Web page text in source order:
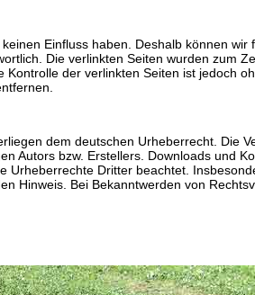
Einfluss haben. Deshalb können
Die verlinkten Seiten wurden zum
der verlinkten Seiten ist jedoch
dem deutschen Urheberrecht. Die
Autors bzw. Erstellers. Downloads und
Dritter beachtet.
Hinweis. Bei Bekanntwerden von